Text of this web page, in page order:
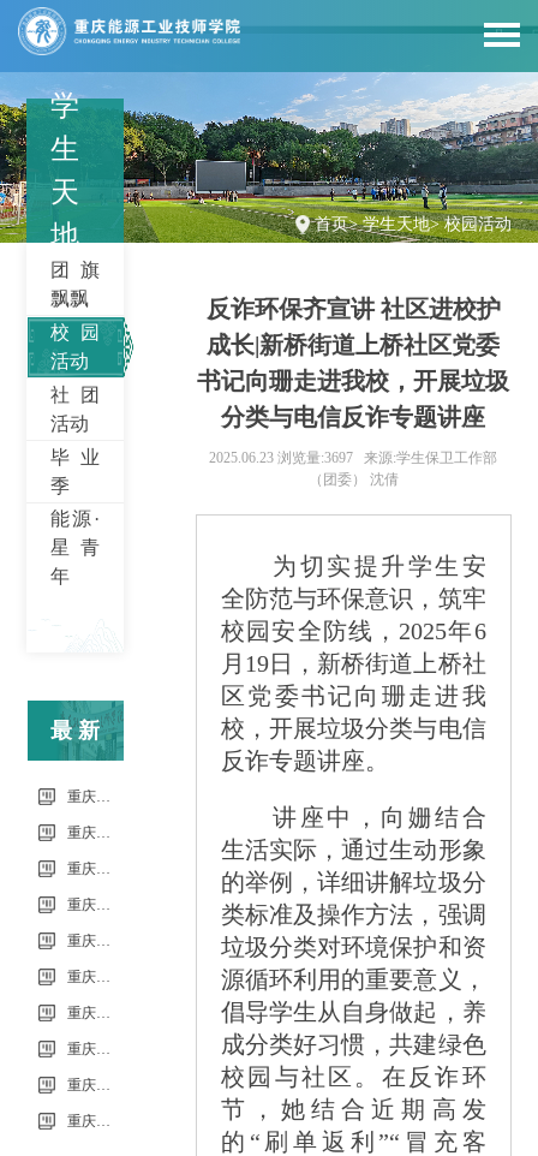
首页>学生天地>校园活动
学
生
天
地
团旗
飘飘
校园
活动
社团
活动
毕业
季
能源·
星青
年
最新
信息
反诈环保齐宣讲 社区进校护
成长|新桥街道上桥社区党委
书记向珊走进我校，开展垃圾
分类与电信反诈专题讲座
2025.06.23 浏览量:3697
来源:学生保卫工作部
（团委） 沈倩
为切实提升学生安
全防范与环保意识，筑牢
校园安全防线，2025年6
月19日，新桥街道上桥社
区党委书记向珊走进我
校，开展垃圾分类与电信
反诈专题讲座。
讲座中，向姗结合
生活实际，通过生动形象
的举例，详细讲解垃圾分
类标准及操作方法，强调
垃圾分类对环境保护和资
源循环利用的重要意义，
倡导学生从自身做起，养
成分类好习惯，共建绿色
校园与社区。在反诈环
节，她结合近期高发
的“刷单返利”“冒充客